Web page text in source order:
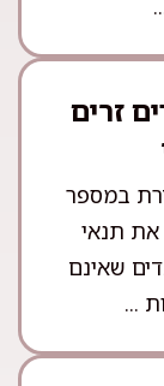
זרים
במספר
תנאי
שאינם
...